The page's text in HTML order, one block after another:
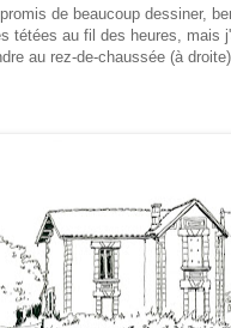
de beaucoup dessiner,
tétées au fil des heures, mais
au rez-de-chaussée (à